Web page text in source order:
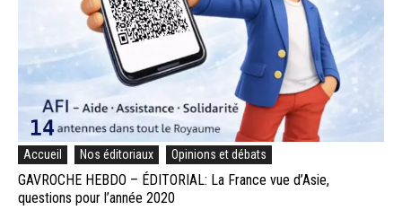
Accueil Nos éditoriaux Opinions et débats
GAVROCHE HEBDO – ÉDITORIAL: La France vue d’Asie,
questions pour l’année 2020